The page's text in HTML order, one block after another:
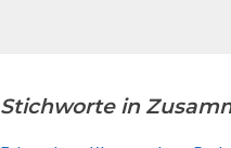
Stichworte in